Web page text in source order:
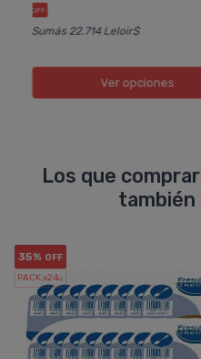
OFF
Sumás 22.714 Leloir$
Ver opciones
Los que
también
35% OFF
PACK x24u.